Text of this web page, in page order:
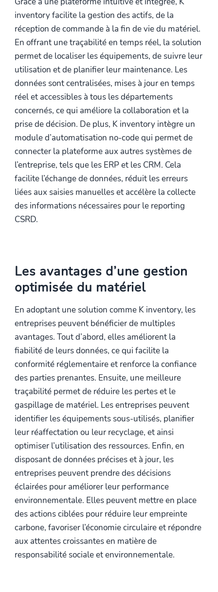
inventory facilite la gestion des actifs, de la
réception de commande à la fin de vie du matériel.
En offrant une traçabilité en temps réel, la solution
permet de localiser les équipements, de suivre leur
utilisation et de planifier leur maintenance. Les
données sont centralisées, mises à jour en temps
réel et accessibles à tous les départements
concernés, ce qui améliore la collaboration et la
prise de décision. De plus, K inventory intègre un
module d’automatisation no-code qui permet de
connecter la plateforme aux autres systèmes de
l’entreprise, tels que les ERP et les CRM. Cela
facilite l’échange de données, réduit les erreurs
liées aux saisies manuelles et accélère la collecte
des informations nécessaires pour le reporting
CSRD.
Les avantages d’une gestion
optimisée du matériel
En adoptant une solution comme K inventory, les
entreprises peuvent bénéficier de multiples
avantages. Tout d’abord, elles améliorent la
fiabilité de leurs données, ce qui facilite la
conformité réglementaire et renforce la confiance
des parties prenantes. Ensuite, une meilleure
traçabilité permet de réduire les pertes et le
gaspillage de matériel. Les entreprises peuvent
identifier les équipements sous-utilisés, planifier
leur réaffectation ou leur recyclage, et ainsi
optimiser l’utilisation des ressources. Enfin, en
disposant de données précises et à jour, les
entreprises peuvent prendre des décisions
éclairées pour améliorer leur performance
environnementale. Elles peuvent mettre en place
des actions ciblées pour réduire leur empreinte
carbone, favoriser l’économie circulaire et répondre
aux attentes croissantes en matière de
responsabilité sociale et environnementale.